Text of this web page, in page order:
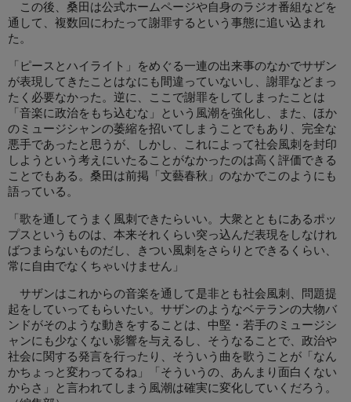
この後、桑田は公式ホームページや自身のラジオ番組などを
通して、複数回にわたって謝罪するという事態に追い込まれ
た。
「ピースとハイライト」をめぐる一連の出来事のなかでサザン
が表現してきたことはなにも間違っていないし、謝罪などまっ
たく必要なかった。逆に、ここで謝罪をしてしまったことは
「音楽に政治をもち込むな」という風潮を強化し、また、ほか
のミュージシャンの萎縮を招いてしまうことでもあり、完全な
悪手であったと思うが、しかし、これによって社会風刺を封印
しようという考えにいたることがなかったのは高く評価できる
ことでもある。桑田は前掲「文藝春秋」のなかでこのようにも
語っている。
「歌を通してうまく風刺できたらいい。大衆とともにあるポッ
プスというものは、本来それくらい突っ込んだ表現をしなけれ
ばつまらないものだし、きつい風刺をさらりとできるくらい、
常に自由でなくちゃいけません」
サザンはこれからの音楽を通して是非とも社会風刺、問題提
起をしていってもらいたい。サザンのようなベテランの大物バ
ンドがそのような動きをすることは、中堅・若手のミュージシ
ャンにも少なくない影響を与えるし、そうなることで、政治や
社会に関する発言を行ったり、そういう曲を歌うことが「なん
かちょっと変わってるね」「そういうの、あんまり面白くない
からさ」と言われてしまう風潮は確実に変化していくだろう。